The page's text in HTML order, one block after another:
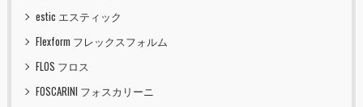
estic エスティック
Flexform フレックスフォルム
FLOS フロス
FOSCARINI フォスカリーニ